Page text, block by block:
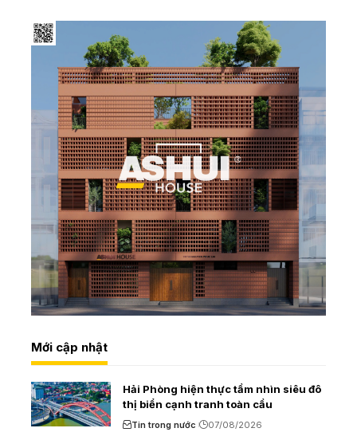
Mới cập nhật
Hải Phòng hiện thực tầm nhìn siêu đô
thị biển cạnh tranh toàn cầu
Tin trong nước 07/08/2026